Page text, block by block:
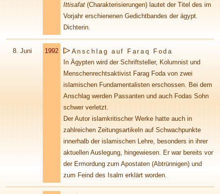
Ittisafat(Charakterisierungen) lautet der Titel des im
Vorjahr erschienenen Gedichtbandes der ägypt.
Dichterin.
8. Juni 1992
Anschlag auf Faraq Foda
In Ägypten wird der Schriftsteller, Kolumnist und
Menschenrechtsaktivist Farag Foda von zwei
islamischen Fundamentalisten erschossen. Bei dem
Anschlag werden Passanten und auch Fodas Sohn
schwer verletzt.
Der Autor islamkritischer Werke hatte auch in
zahlreichen Zeitungsartikeln auf Schwachpunkte
innerhalb der islamischen Lehre, besonders in ihrer
aktuellen Auslegung, hingewiesen. Er war bereits vor
der Ermordung zum Apostaten (Abtrünnigen) und
zum Feind des Isalm erklärt worden.